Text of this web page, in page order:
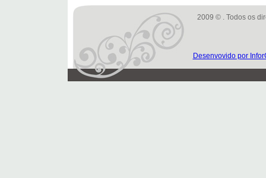
2009 © . Todos os
Desenvovido por